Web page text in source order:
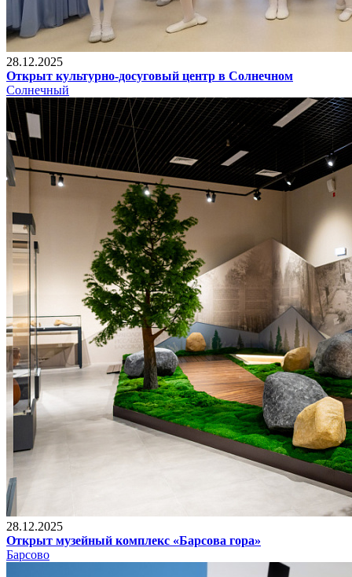
28.12.2025
Открыт культурно-досуговый центр в Солнечном
Солнечный
28.12.2025
Открыт музейный комплекс «Барсова гора»
Барсово